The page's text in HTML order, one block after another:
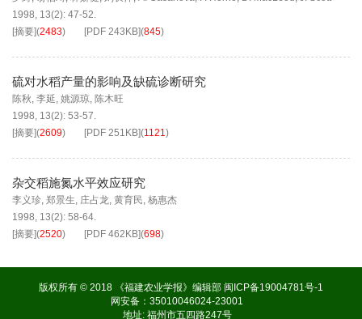
1998, 13(2): 47-52.
[摘要](2483) [PDF 243KB](845)
硫对水稻产量的影响及缺硫诊断研究
陈秋, 李延, 姚源琼, 陈木旺
1998, 13(2): 53-57.
[摘要](2609) [PDF 251KB](1121)
杂交稻施氮水平效应研究
李义珍, 郑景生, 庄占龙, 黄育民, 杨惠杰
1998, 13(2): 58-64.
[摘要](2520) [PDF 462KB](698)
版权所有 © 2018 《福建农业学报》编辑部 闽ICP备19004781号-1
网安备：35010046024-23001
地址: 福州市五四路247号